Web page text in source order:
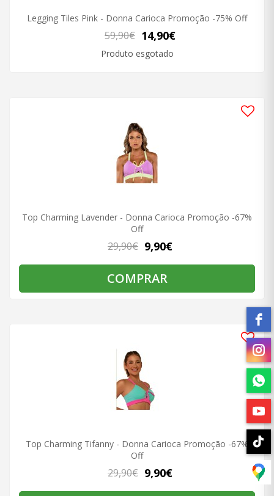
Legging Tiles Pink - Donna Carioca Promoção -75% Off
14,90€
59,90€
Produto esgotado
Top Charming Lavender - Donna Carioca Promoção -67%
Off
9,90€
29,90€
COMPRAR
Top Charming Tifanny - Donna Carioca Promoção -67%
Off
9,90€
29,90€